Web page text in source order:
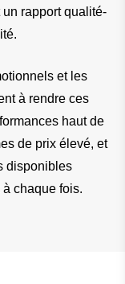
rapport qualité-
et les
à rendre ces
haut de
de prix élevé, et
disponibles
chaque fois.